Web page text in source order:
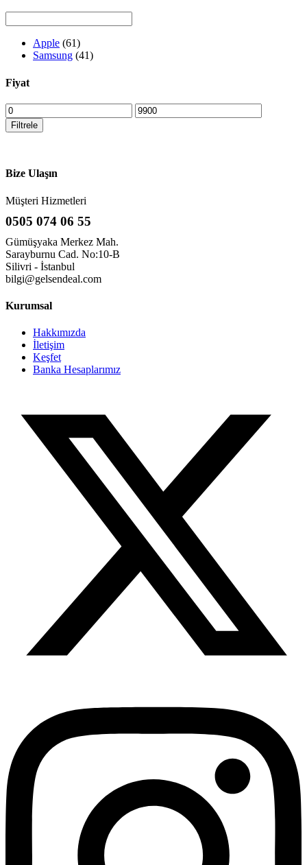
Apple (61)
Samsung (41)
Fiyat
En
düşük
fiyat
En
yüksek
Filtrele
Bize Ulaşın
Müşteri Hizmetleri
0505 074 06 55
Gümüşyaka Merkez Mah.
Sarayburnu Cad. No:10-B
Silivri - İstanbul
bilgi@gelsendeal.com
Kurumsal
Hakkımızda
İletişim
Keşfet
Banka Hesaplarımız